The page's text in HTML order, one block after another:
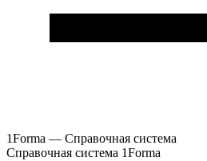
1Forma — Справочная система
Справочная система 1Forma